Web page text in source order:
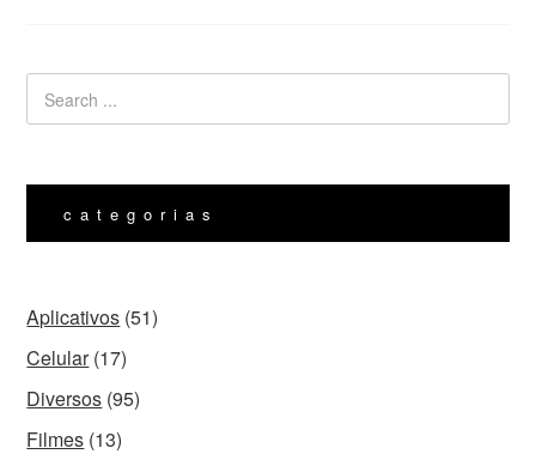
categorias
Aplicativos (51)
Celular(17)
Diversos (95)
Filmes (13)